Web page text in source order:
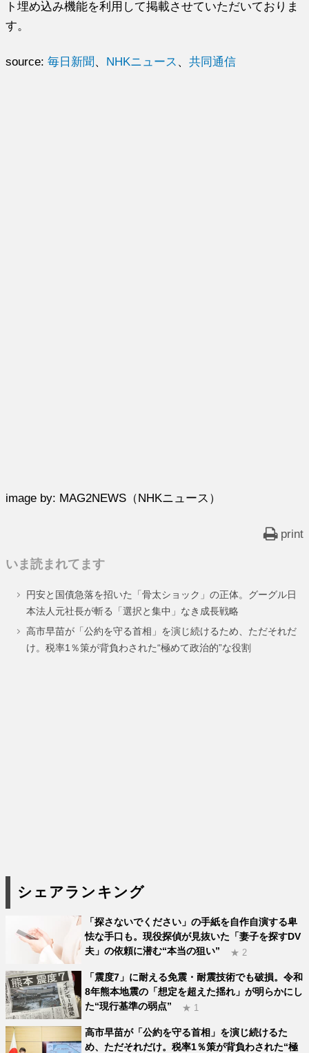
ト埋め込み機能を利用して掲載させていただいておりま
す。
source:毎日新聞 、 NHKニュース 、共同通信
image by: MAG2NEWS（NHKニュース）
print
いま読まれてます
円安と国債急落を招いた「骨太ショック」の正体。グーグル日
本法人元社長が斬る「選択と集中」なき成長戦略
高市早苗が「公約を守る首相」を演じ続けるため、ただそれだ
け。税率1％策が背負わされた“極めて政治的”な役割
シェアランキング
「探さないでください」の手紙を自作自演する卑
怯な手口も。現役探偵が見抜いた「妻子を探すDV
夫」の依頼に潜む“本当の狙い”
★ 2
「震度7」に耐える免震・耐震技術でも破損。令和
8年熊本地震の「想定を超えた揺れ」が明らかにし
た“現行基準の弱点”
★ 1
高市早苗が「公約を守る首相」を演じ続けるた
め、ただそれだけ。税率1％策が背負わされた“極